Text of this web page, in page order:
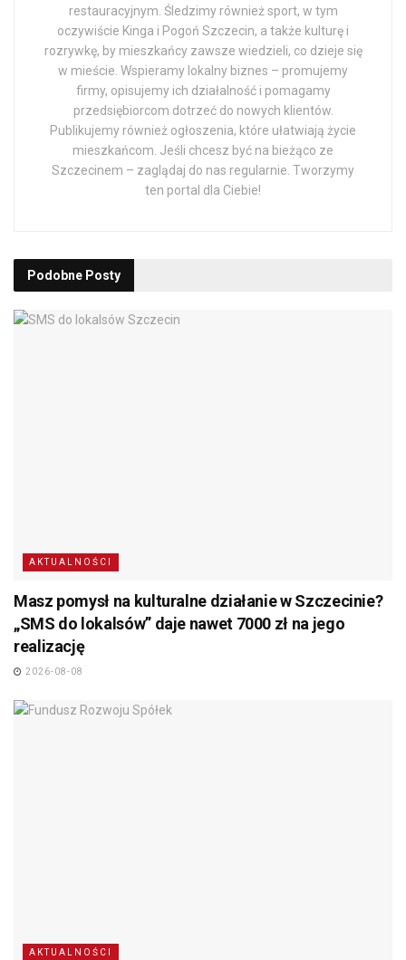
restauracyjnym. Śledzimy również sport, w tym
oczywiście Kinga i Pogoń Szczecin, a także kulturę i
rozrywkę, by mieszkańcy zawsze wiedzieli, co dzieje się
w mieście. Wspieramy lokalny biznes – promujemy
firmy, opisujemy ich działalność i pomagamy
przedsiębiorcom dotrzeć do nowych klientów.
Publikujemy również ogłoszenia, które ułatwiają życie
mieszkańcom. Jeśli chcesz być na bieżąco ze
Szczecinem – zaglądaj do nas regularnie. Tworzymy
ten portal dla Ciebie!
Podobne Posty
AKTUALNOŚCI
Masz pomysł na kulturalne działanie w Szczecinie?
„SMS do lokalsów” daje nawet 7000 zł na jego
realizację
2026-08-08
AKTUALNOŚCI